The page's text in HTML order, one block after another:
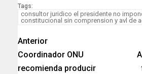
Tags:
consultor juridico el presidente no
constitucional sin comprension y avl de
Anterior
Coordinador ONU
recomienda producir